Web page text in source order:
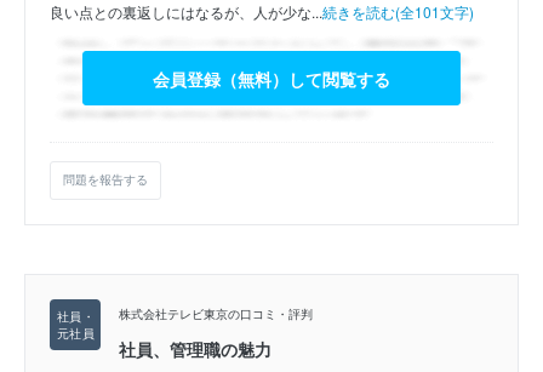
良い点との裏返しにはなるが、人が少な...続きを読む(全101文字)
会員登録（無料）して閲覧する
問題を報告する
株式会社テレビ東京の口コミ・評判
社員、管理職の魅力